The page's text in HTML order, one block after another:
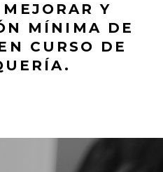
Y
MÍNIMA DE
CURSO DE